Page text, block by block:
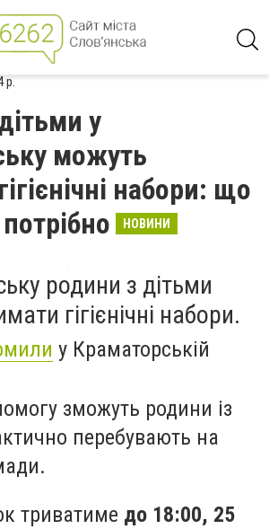
р.
у
можуть
набори: що
НОВИНИ
родини з дітьми
гігієнічні набори.
у Краматорській
зможуть родини із
перебувають на
триватиме до 18:00, 25